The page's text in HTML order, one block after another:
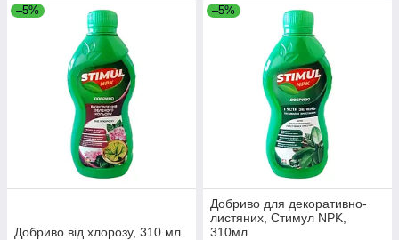
–5%
Добриво від хлорозу, 310 мл
–5%
Добриво для декоративно-
листяних, Стимул NPK,
310мл